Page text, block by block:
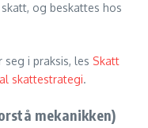
og beskattes hos
i praksis, les Skatt
skattestrategi.
mekanikken)